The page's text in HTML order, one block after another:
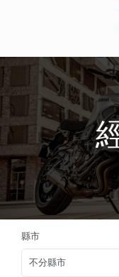
首頁
全機種產品/分期
經銷據點
常見問題
聯絡資訊
ACC部品手冊
線上商城
縣市